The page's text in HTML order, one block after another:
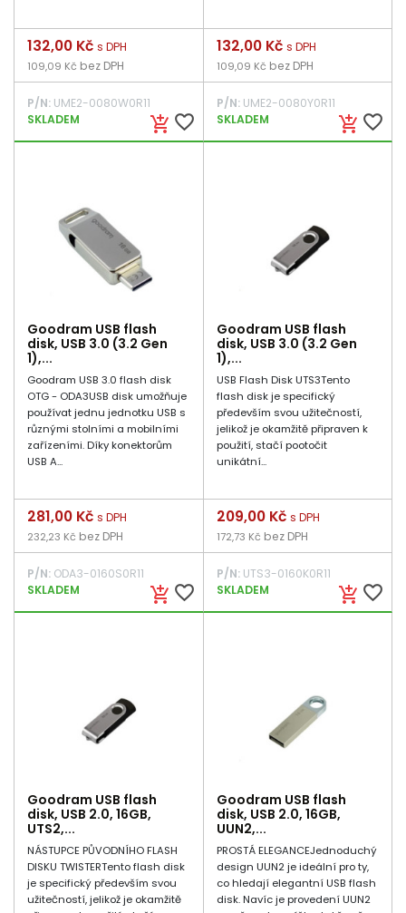
add_shopping_cart favorite_border
Cena
132,00 Kč s DPH
109,09 Kč bez DPH
P/N: UME2-0080W0R11
SKLADEM
add_shopping_cart favorite_border
Cena
132,00 Kč s DPH
109,09 Kč bez DPH
P/N:UME2-0080Y0R11
SKLADEM
Goodram USB flash
disk, USB 3.0 (3.2 Gen
1),...
Goodram USB 3.0 flash disk
OTG - ODA3USB disk umožňuje
používat jednu jednotku USB s
různými stolními a mobilními
zařízeními. Díky konektorům
USB A...
add_shopping_cart favorite_border
Cena
281,00 Kč s DPH
232,23 Kč bez DPH
P/N: ODA3-0160S0R11
SKLADEM
Goodram USB flash
disk, USB 3.0 (3.2 Gen
1),...
USB Flash Disk UTS3Tento
flash disk je specifický
především svou užitečností,
jelikož je okamžitě připraven k
použití, stačí pootočit
unikátní...
add_shopping_cart favorite_border
Cena
209,00 Kč s DPH
172,73 Kč bez DPH
P/N:UTS3-0160K0R11
SKLADEM
Goodram USB flash
disk, USB 2.0, 16GB,
UTS2,...
NÁSTUPCE PŮVODNÍHO FLASH
DISKU TWISTERTento flash disk
je specifický především svou
užitečností, jelikož je okamžitě
Goodram USB flash
disk, USB 2.0, 16GB,
UUN2,...
PROSTÁ ELEGANCEJednoduchý
design UUN2 je ideální pro ty,
co hledají elegantní USB flash
disk. Navíc je provedení UUN2